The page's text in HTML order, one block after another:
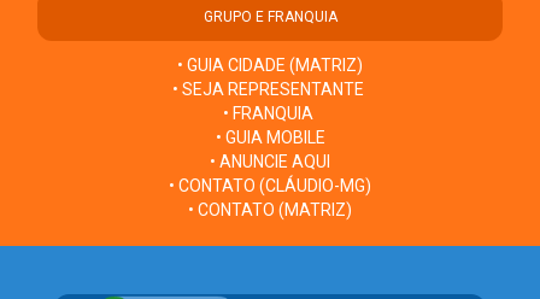
GRUPO E FRANQUIA
• GUIA CIDADE (MATRIZ)
• SEJA REPRESENTANTE
• FRANQUIA
• GUIA MOBILE
• ANUNCIE AQUI
• CONTATO (CLÁUDIO-MG)
• CONTATO (MATRIZ)